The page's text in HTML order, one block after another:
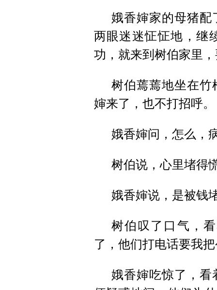
娥香婶家的母猪配
两眼迷迷怔怔地，继
功，就来到树伯家里
树伯蔫蔫地坐在竹
婶来了，也不打招呼。
娥香婶问，怎么，
树伯说，心里堵得
娥香婶说，是被钱
树伯叹了口气，
了，他们打电话要我
娥香婶吃惊了，看